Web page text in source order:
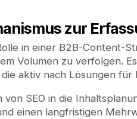
zur
in einer B2B-Content-
Volumen zu verfolgen.
aktiv nach Lösungen für
SEO in die
einen langfristigen